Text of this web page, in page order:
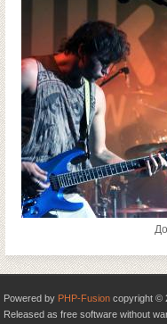
Powered by PHP-Fusion copyright ©
Released as free software without